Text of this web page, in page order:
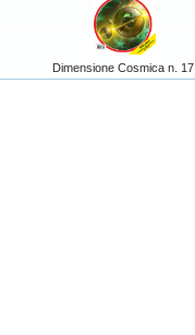
Dimensione Cosmica n. 17